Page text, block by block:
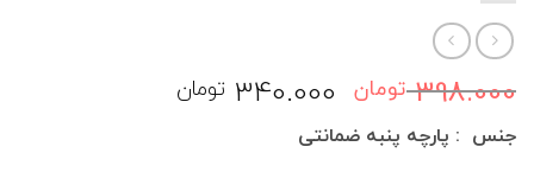
398.000 تومان قیمت
اصلی:
340.000 تومانقیمت
جنس : پارچه پنبه ضمانتی